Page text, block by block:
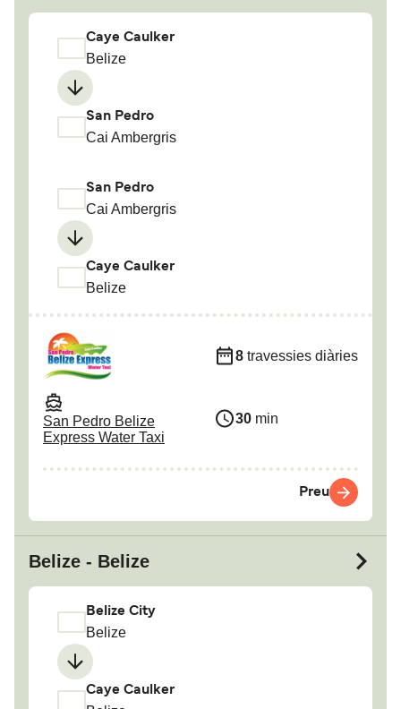
Caye Caulker
Belize
San Pedro
Cai Ambergris
San Pedro
Cai Ambergris
Caye Caulker
Belize
San Pedro Belize
Express Water Taxi
8 travessies diàries
30 min
Preu
Belize - Belize
Belize City
Belize
Caye Caulker